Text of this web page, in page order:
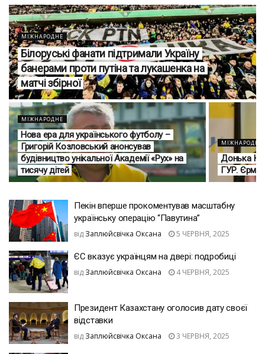
МІЖНАРОДНЕ
Білоруські фанати підтримали Україну
банерами проти путіна та лукашенка на
матчі збірної
МІЖНАРОДНЕ
Нова ера для українського футболу –
Григорій Козловський анонсував
будівництво унікальної Академії «Рух» на
тисячу дітей
МІЖНАРОДНЕ
Донька
ГУР.
Пекін вперше прокоментував масштабну
українську операцію “Павутина”
від Заплюйсвічка Оксана 5 ЧЕРВНЯ, 2025
ЄС вказує українцям на двері: подробиці
від Заплюйсвічка Оксана 4 ЧЕРВНЯ, 2025
Президент Казахстану оголосив дату своєї
відставки
від Заплюйсвічка Оксана 3 ЧЕРВНЯ, 2025